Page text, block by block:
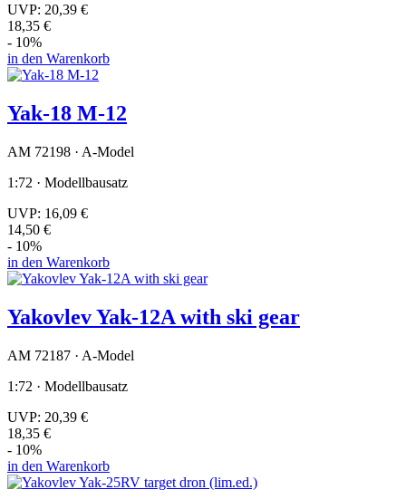
UVP: 20,39 €
18,35 €
- 10%
in den Warenkorb
Yak-18 M-12
AM 72198 · A-Model
1:72 · Modellbausatz
UVP: 16,09 €
14,50 €
- 10%
in den Warenkorb
Yakovlev Yak-12A with ski gear
AM 72187 · A-Model
1:72 · Modellbausatz
UVP: 20,39 €
18,35 €
- 10%
in den Warenkorb